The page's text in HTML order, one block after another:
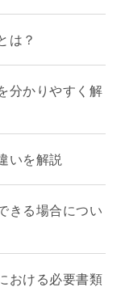
は？
分かりやすく解
いを解説
きる場合につい
おける必要書類